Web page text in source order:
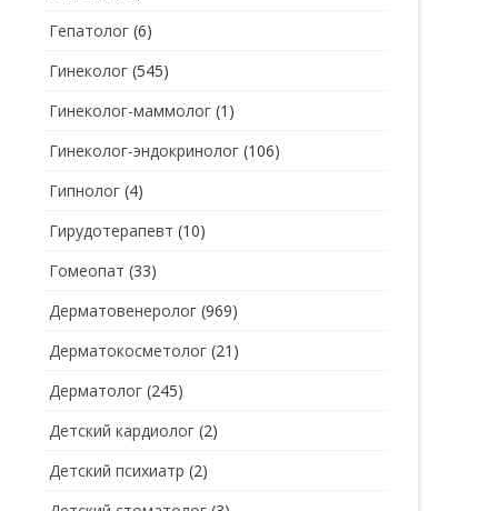
Гепатолог (6)
Гинеколог (545)
Гинеколог-маммолог (1)
Гинеколог-эндокринолог (106)
Гипнолог (4)
Гирудотерапевт (10)
Гомеопат (33)
Дерматовенеролог (969)
Дерматокосметолог (21)
Дерматолог (245)
Детский кардиолог (2)
Детский психиатр (2)